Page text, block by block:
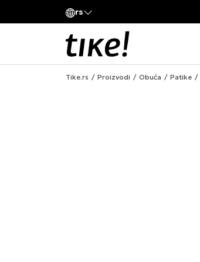
rs
Tike.rs Proizvodi Obuća Patike